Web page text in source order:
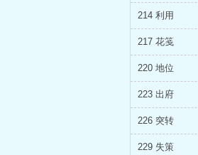
214 利用
217 花笺
220 地位
223 出府
226 突转
229 失策